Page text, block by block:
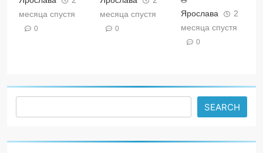
месяца спустя
0
месяца спустя
0
Ярослава
2
месяца спустя
0
SEARCH